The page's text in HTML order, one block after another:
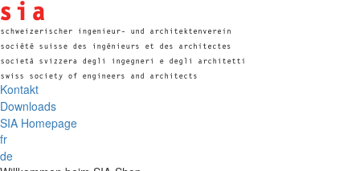
Kontakt
Downloads
SIA Homepage
fr
de